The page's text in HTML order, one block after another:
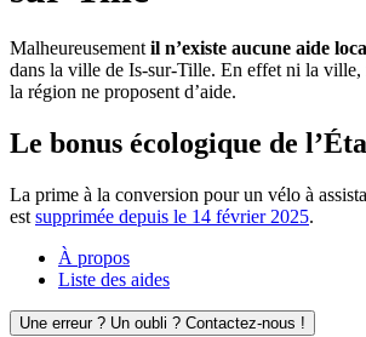
Malheureusement il n’existe aucune aide
dans la ville de Is-sur-Tille. En effet ni la ville,
la région ne proposent d’aide.
Le bonus écologique de
La prime à la conversion pour un vélo à
est supprimée depuis le 14 février 2025.
À propos
Liste des aides
Une erreur ? Un oubli ? Contactez-nous !